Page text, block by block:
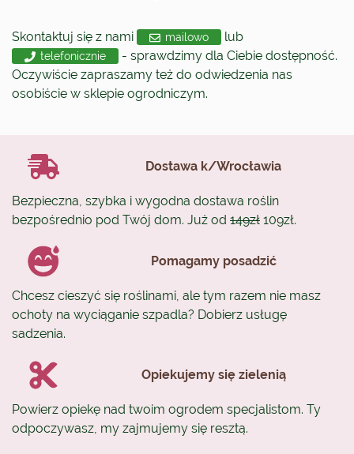
Skontaktuj się z nami mailowo lub
telefonicznie
- sprawdzimy dla Ciebie dostępność.
Oczywiście zapraszamy też do odwiedzenia nas
osobiście w sklepie ogrodniczym.
Dostawa k/Wrocławia
Bezpieczna, szybka i wygodna dostawa roślin
bezpośrednio pod Twój dom. Już od 149zł 109zł.
Pomagamy posadzić
Chcesz cieszyć się roślinami, ale tym razem nie masz
ochoty na wyciąganie szpadla? Dobierz usługę
sadzenia.
Opiekujemy się zielenią
Powierz opiekę nad twoim ogrodem specjalistom. Ty
odpoczywasz, my zajmujemy się resztą.